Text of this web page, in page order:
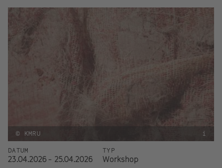
© KMRU i
DATUM
23.04.2026 - 25.04.2026
TYP
Workshop